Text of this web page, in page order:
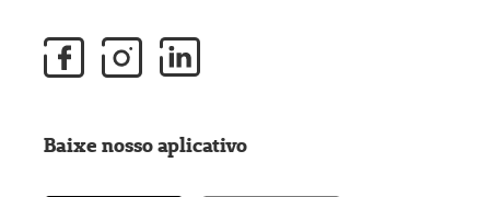
Baixe nosso aplicativo